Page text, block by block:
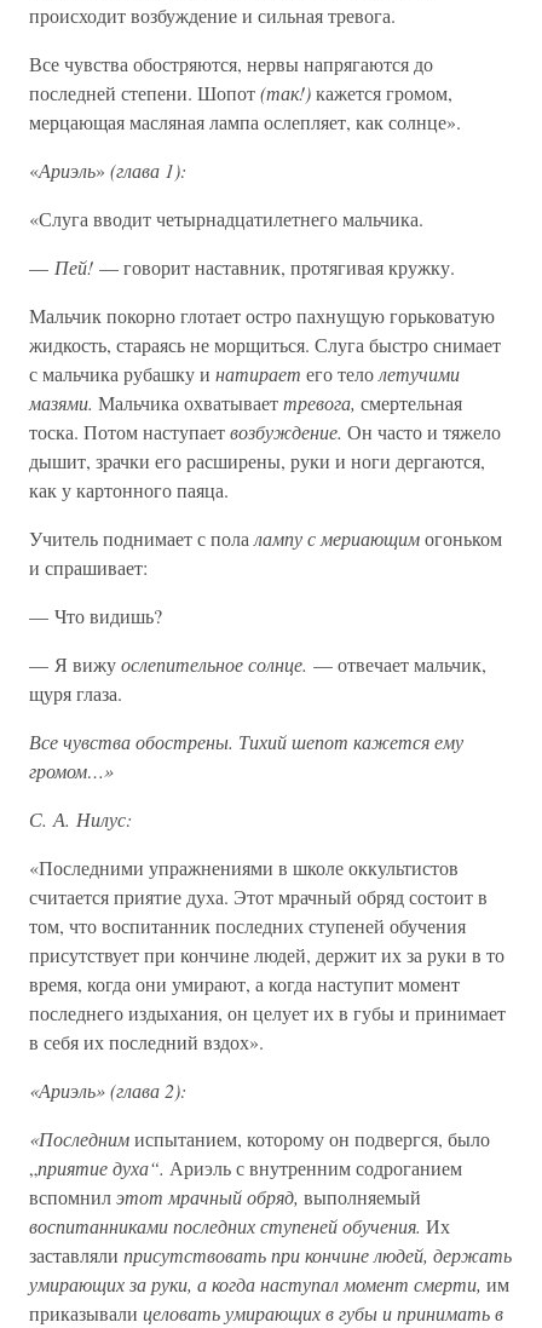
происходит возбуждение и сильная тревога.
Все чувства обостряются, нервы напрягаются до
последней степени. Шопот(так!)кажется громом,
мерцающая масляная лампа ослепляет, как солнце».
«Ариэль» (глава 1):
«Слуга вводит четырнадцатилетнего мальчика.
— Пей! — говорит наставник, протягивая кружку.
Мальчик покорно глотает остро пахнущую горьковатую
жидкость, стараясь не морщиться. Слуга быстро снимает
с мальчика рубашку и натирает его телолетучими
мазями. Мальчика охватываеттревога, смертельная
тоска. Потом наступаетвозбуждение. Он часто и тяжело
дышит, зрачки его расширены, руки и ноги дергаются,
как у картонного паяца.
Учитель поднимает с пола лампу с мериающимогоньком
и спрашивает:
— Что видишь?
— Я вижуослепительное солнце. — отвечает мальчик,
щуря глаза.
Все чувства обострены. Тихий шепот кажется ему
громом…»
С. А. Нилус:
«Последними упражнениями в школе оккультистов
считается приятие духа. Этот мрачный обряд состоит в
том, что воспитанник последних ступеней обучения
присутствует при кончине людей, держит их за руки в то
время, когда они умирают, а когда наступит момент
последнего издыхания, он целует их в губы и принимает
в себя их последний вздох».
«Ариэль» (глава 2):
«Последнимиспытанием, которому он подвергся, было
„приятие духа“. Ариэль с внутренним содроганием
вспомнилэтот мрачный обряд, выполняемый
воспитанниками последних ступеней обучения. Их
заставляли присутствовать при кончине людей, держать
умирающих за руки, а когда наступал момент смерти, им
приказывали целовать умирающих в губы и принимать в